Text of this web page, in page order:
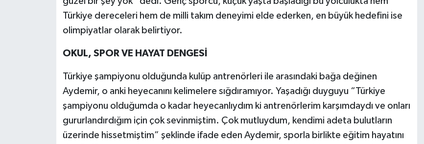
Türkiye dereceleri hem de milli takım deneyimi elde ederken, en büyük hedefini ise
olimpiyatlar olarak belirtiyor.
OKUL, SPOR VE HAYAT DENGESİ
Türkiye şampiyonu olduğunda kulüp antrenörleri ile arasındaki bağa değinen
Aydemir, o anki heyecanını kelimelere sığdıramıyor. Yaşadığı duyguyu “Türkiye
şampiyonu olduğumda o kadar heyecanlıydım ki antrenörlerim karşımdaydı ve onları
gururlandırdığım için çok sevinmiştim. Çok mutluydum, kendimi adeta bulutların
üzerinde hissetmiştim” şeklinde ifade eden Aydemir, sporla birlikte eğitim hayatını